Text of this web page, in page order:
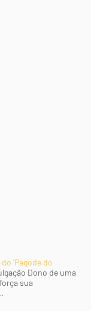
'Pagode do
Dono de uma
sua